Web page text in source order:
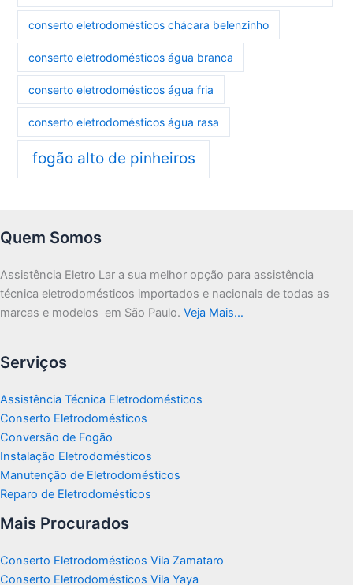
conserto eletrodomésticos chácara belenzinho
conserto eletrodomésticos água branca
conserto eletrodomésticos água fria
conserto eletrodomésticos água rasa
fogão alto de pinheiros
Quem Somos
Assistência Eletro Lar a sua melhor opção para assistência
técnica eletrodomésticos importados e nacionais de todas as
marcas e modelos em São Paulo. Veja Mais…
Serviços
Assistência Técnica Eletrodomésticos
Conserto Eletrodomésticos
Conversão de Fogão
Instalação Eletrodomésticos
Manutenção de Eletrodomésticos
Reparo de Eletrodomésticos
Mais Procurados
Conserto Eletrodomésticos Vila Zamataro
Conserto Eletrodomésticos Vila Yaya